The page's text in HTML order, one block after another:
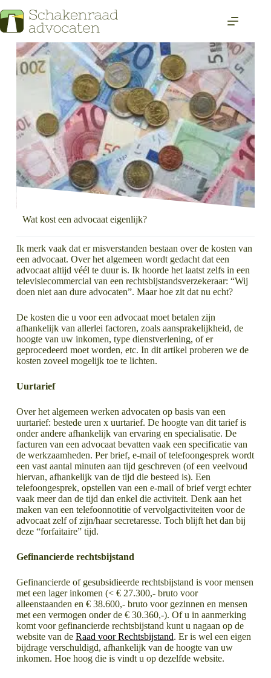
Wat kost een advocaat eigenlijk?
Ik merk vaak dat er misverstanden bestaan over de kosten van
een advocaat. Over het algemeen wordt gedacht dat een
advocaat altijd véél te duur is. Ik hoorde het laatst zelfs in een
televisiecommercial van een rechtsbijstandsverzekeraar: “Wij
doen niet aan dure advocaten”. Maar hoe zit dat nu echt?
De kosten die u voor een advocaat moet betalen zijn
afhankelijk van allerlei factoren, zoals aansprakelijkheid, de
hoogte van uw inkomen, type dienstverlening, of er
geprocedeerd moet worden, etc. In dit artikel proberen we de
kosten zoveel mogelijk toe te lichten.
Uurtarief
Over het algemeen werken advocaten op basis van een
uurtarief: bestede uren x uurtarief. De hoogte van dit tarief is
onder andere afhankelijk van ervaring en specialisatie. De
facturen van een advocaat bevatten vaak een specificatie van
de werkzaamheden. Per brief, e-mail of telefoongesprek wordt
een vast aantal minuten aan tijd geschreven (of een veelvoud
hiervan, afhankelijk van de tijd die besteed is). Een
telefoongesprek, opstellen van een e-mail of brief vergt echter
vaak meer dan de tijd dan enkel die activiteit. Denk aan het
maken van een telefoonnotitie of vervolgactiviteiten voor de
advocaat zelf of zijn/haar secretaresse. Toch blijft het dan bij
deze “forfaitaire” tijd.
Gefinancierde rechtsbijstand
Gefinancierde of gesubsidieerde rechtsbijstand is voor mensen
met een lager inkomen (< € 27.300,- bruto voor
alleenstaanden en € 38.600,- bruto voor gezinnen en mensen
met een vermogen onder de € 30.360,-). Of u in aanmerking
komt voor gefinancierde rechtsbijstand kunt u nagaan op de
website van de Raad voor Rechtsbijstand. Er is wel een eigen
bijdrage verschuldigd, afhankelijk van de hoogte van uw
inkomen. Hoe hoog die is vindt u op dezelfde website.